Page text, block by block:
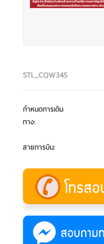
STL_CQW345
กำหนดการเดิน
ทาง:
สายการบิน: